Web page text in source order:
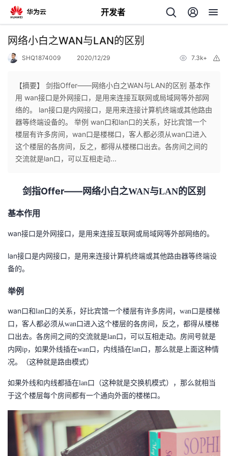
开发者
返
个
人
我
我
的
博
我
的
我
子
直
播
的
活
动
我
的
关
我
的我
网络小白之WAN与LAN的区别
SHQ1874009 2020/12/29 7.3k+
【摘要】 剑指Offer——网络小白之WAN与LAN的区别 基本作
用 wan接口是外网接口，是用来连接互联网或局域网等外部网
络的。 lan接口是内网接口，是用来连接计算机终端或其他路由
器等终端设备的。 举例 wan口和lan口的关系，好比宾馆一个
楼层有许多房间，wan口是楼梯口，客人都必须从wan口进入
这个楼层的各房间，反之，都得从楼梯口出去。各房间之间的
交流就是lan口，可以互相走动...
剑指Offer——网络小白之WAN与LAN的区别
基本作用
wan接口是外网接口，是用来连接互联网或局域网等外部网络的。
lan接口是内网接口，是用来连接计算机终端或其他路由器等终端设
备的。
举例
wan 口和lan口的关系，好比宾馆一个楼层有许多房间， wan口是楼梯
口，客人都必须从wan口进入这个楼层的各房间，反之，都得从楼梯
口出去。各房间之间的交流就是lan口，可以互相走动。房间号就是
内网 ip，如果外线插在wan口，内线插在lan口，那么就是上面这种情
况。（这种就是路由模式）
如果外线和内线都插在lan口（这种就是交换机模式），那么就相当
于这个楼层每个房间都有一个通向外面的楼梯口。